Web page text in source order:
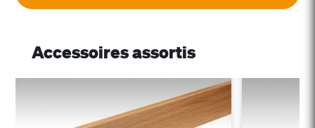
Accessoires assortis